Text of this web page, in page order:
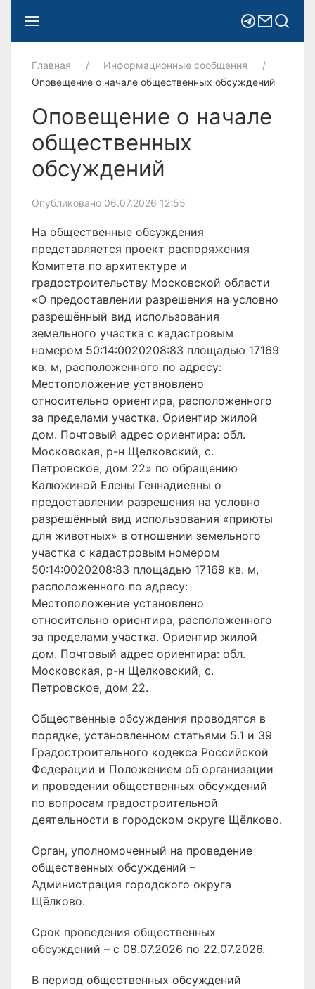
Главная
Информационные сообщения
Оповещение о начале общественных обсуждений
Оповещение о начале
общественных
обсуждений
Опубликовано 06.07.2026 12:55
На общественные обсуждения
представляется проект распоряжения
Комитета по архитектуре и
градостроительству Московской области
«О предоставлении разрешения на условно
разрешённый вид использования
земельного участка с кадастровым
номером 50:14:0020208:83 площадью 17169
кв. м, расположенного по адресу:
Местоположение установлено
относительно ориентира, расположенного
за пределами участка. Ориентир жилой
дом. Почтовый адрес ориентира: обл.
Московская, р-н Щелковский, с.
Петровское, дом 22» по обращению
Калюжиной Елены Геннадиевны о
предоставлении разрешения на условно
разрешённый вид использования «приюты
для животных» в отношении земельного
участка с кадастровым номером
50:14:0020208:83 площадью 17169 кв. м,
расположенного по адресу:
Местоположение установлено
относительно ориентира, расположенного
за пределами участка. Ориентир жилой
дом. Почтовый адрес ориентира: обл.
Московская, р-н Щелковский, с.
Петровское, дом 22.
Общественные обсуждения проводятся в
порядке, установленном статьями 5.1 и 39
Градостроительного кодекса Российской
Федерации и Положением об организации
и проведении общественных обсуждений
по вопросам градостроительной
деятельности в городском округе Щёлково.
Орган, уполномоченный на проведение
общественных обсуждений –
Администрация городского округа
Щёлково.
Срок проведения общественных
обсуждений – с 08.07.2026 по 22.07.2026.
В период общественных обсуждений